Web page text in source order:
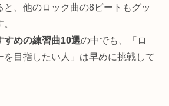
と、他のロック曲の8ビートもグッ
すめの練習曲10選の中でも、「ロ
を目指したい人」は早めに挑戦して